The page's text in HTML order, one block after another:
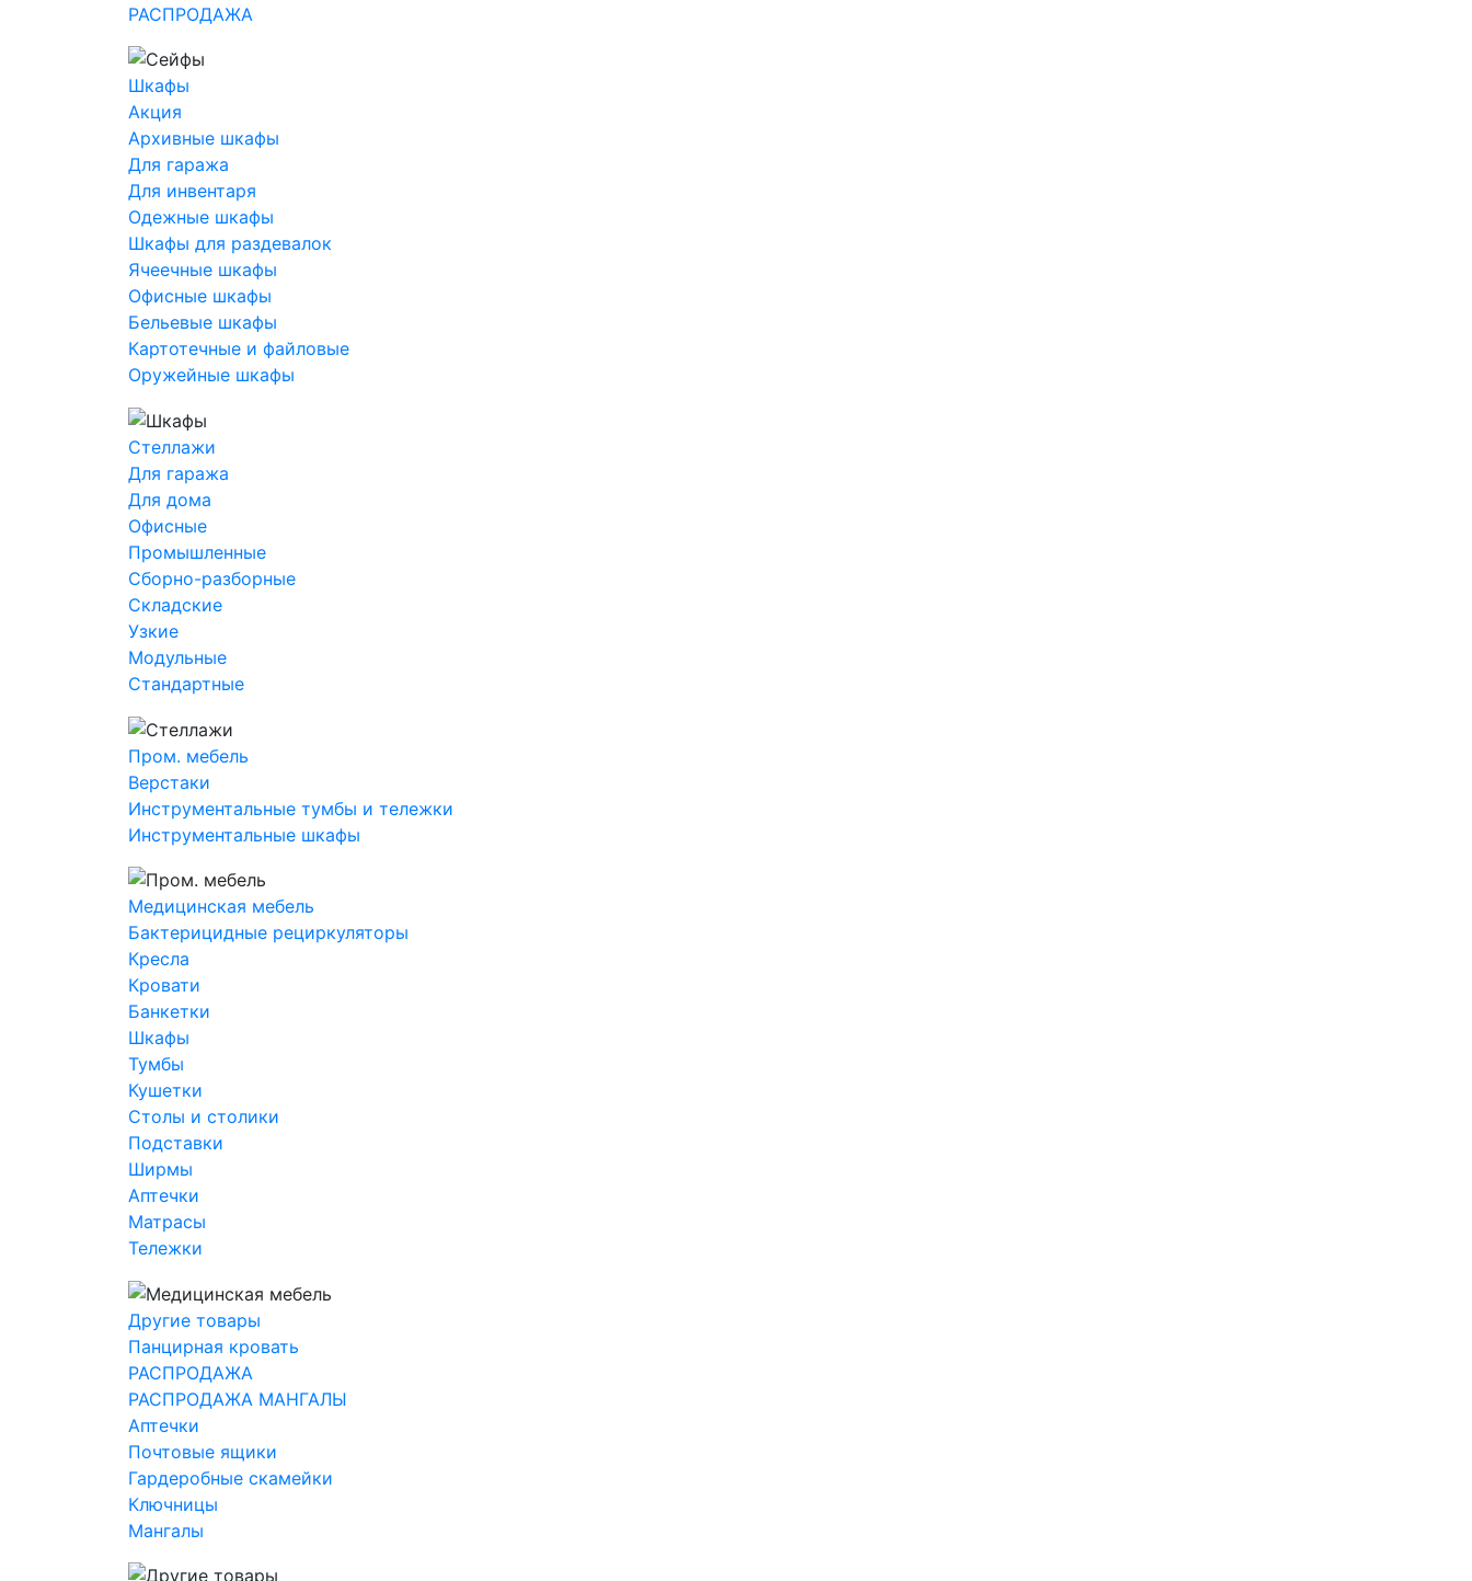
РАСПРОДАЖА
Шкафы
Акция
Архивные шкафы
Для гаража
Для инвентаря
Одежные шкафы
Шкафы для раздевалок
Ячеечные шкафы
Офисные шкафы
Бельевые шкафы
Картотечные и файловые
Оружейные шкафы
Стеллажи
Для гаража
Для дома
Офисные
Промышленные
Сборно-разборные
Складские
Узкие
Модульные
Стандартные
Пром. мебель
Верстаки
Инструментальные тумбы и тележки
Инструментальные шкафы
Медицинская мебель
Бактерицидные рециркуляторы
Кресла
Кровати
Банкетки
Шкафы
Тумбы
Кушетки
Столы и столики
Подставки
Ширмы
Аптечки
Матрасы
Тележки
Другие товары
Панцирная кровать
РАСПРОДАЖА
РАСПРОДАЖА МАНГАЛЫ
Аптечки
Почтовые ящики
Гардеробные скамейки
Ключницы
Мангалы